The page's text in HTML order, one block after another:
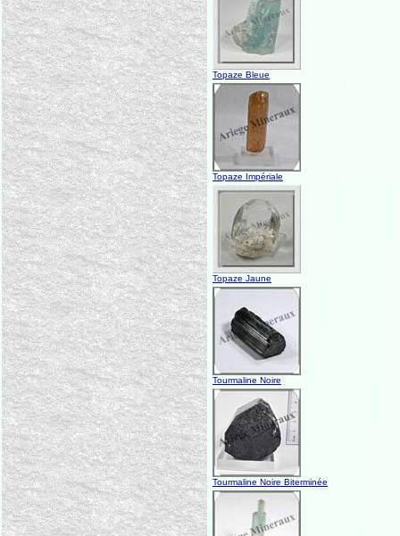
Topaze Bleue
Topaze Impériale
Topaze Jaune
Tourmaline Noire
Tourmaline Noire Biterminée